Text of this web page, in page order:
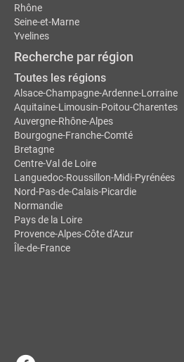
Rhône
Seine-et-Marne
Yvelines
Recherche par région
Toutes les régions
Alsace-Champagne-Ardenne-Lorraine
Aquitaine-Limousin-Poitou-Charentes
Auvergne-Rhône-Alpes
Bourgogne-Franche-Comté
Bretagne
Centre-Val de Loire
Languedoc-Roussillon-Midi-Pyrénées
Nord-Pas-de-Calais-Picardie
Normandie
Pays de la Loire
Provence-Alpes-Côte d'Azur
Île-de-France